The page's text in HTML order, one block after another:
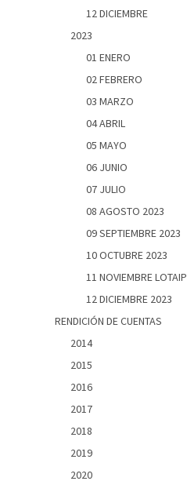
12 DICIEMBRE
2023
01 ENERO
02 FEBRERO
03 MARZO
04 ABRIL
05 MAYO
06 JUNIO
07 JULIO
08 AGOSTO 2023
09 SEPTIEMBRE 2023
10 OCTUBRE 2023
11 NOVIEMBRE LOTAIP
12 DICIEMBRE 2023
RENDICIÓN DE CUENTAS
2014
2015
2016
2017
2018
2019
2020